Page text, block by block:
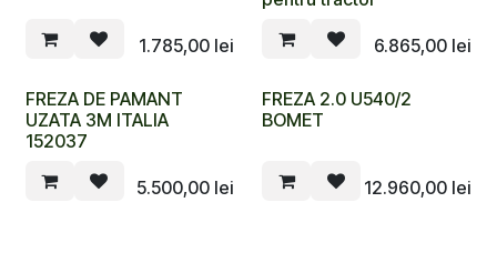
1.785,00 lei 6.865,00lei
FREZA DE PAMANT
UZATA 3M ITALIA
152037
5.500,00 lei
FREZA 2.0 U540/2
BOMET
12.960,00lei